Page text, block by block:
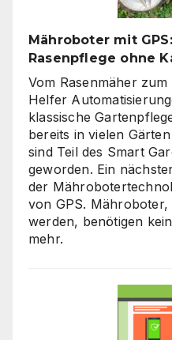
Mähroboter mit
Rasenpflege ohne
Vom Rasenmäher
Helfer
klassische
bereits in vielen
sind Teil des Smart
geworden. Ein
der
von GPS. Mähroboter,
werden, benötigen
mehr.